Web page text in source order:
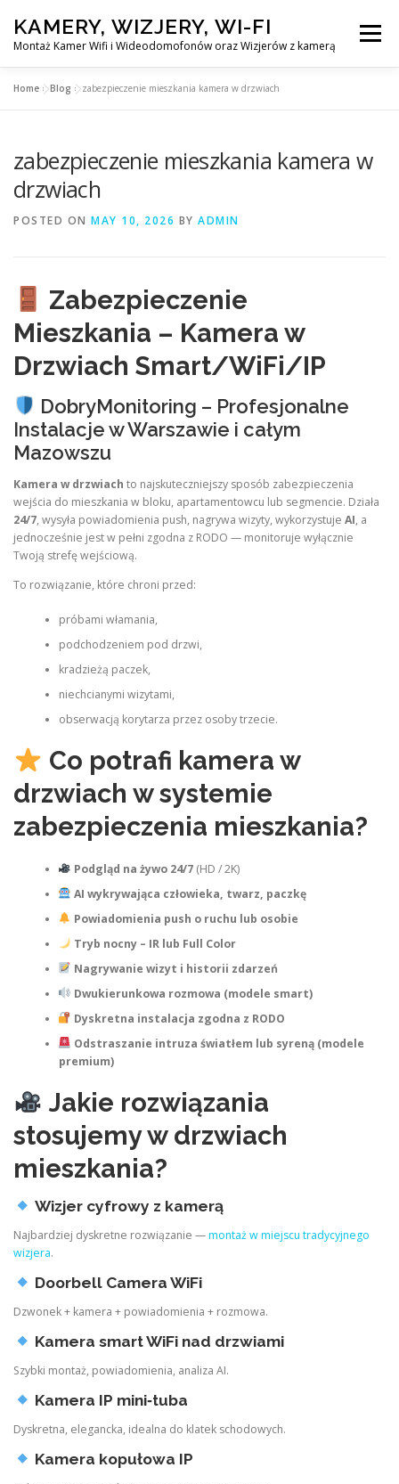
content
KAMERY, WIZJERY, WI-FI
Montaż Kamer Wifi i Wideodomofonów oraz Wizjerów z kamerą
Menu
MONTAŻ WIDEDOMOFONÓW
KONTAKT
Home »Blog »zabezpieczenie mieszkania kamera w drzwiach
zabezpieczenie mieszkania kamera w
drzwiach
POSTED ON MAY 10, 2026 BY ADMIN
Zabezpieczenie
Mieszkania – Kamera w
Drzwiach Smart/WiFi/IP
DobryMonitoring – Profesjonalne
Instalacje w Warszawie i całym
Mazowszu
Kamera w drzwiach to najskuteczniejszy sposób zabezpieczenia
wejścia do mieszkania w bloku, apartamentowcu lub segmencie. Działa
24/7, wysyła powiadomienia push, nagrywa wizyty, wykorzystuje AI, a
jednocześnie jest w pełni zgodna z RODO — monitoruje wyłącznie
Twoją strefę wejściową.
To rozwiązanie, które chroni przed:
próbami włamania,
podchodzeniem pod drzwi,
kradzieżą paczek,
niechcianymi wizytami,
obserwacją korytarza przez osoby trzecie.
Co potrafi kamera w
drzwiach w systemie
zabezpieczenia mieszkania?
Podgląd na żywo 24/7(HD / 2K)
AI wykrywająca człowieka, twarz, paczkę
Powiadomienia push o ruchu lub osobie
Tryb nocny – IR lub Full Color
Nagrywanie wizyt i historii zdarzeń
Dwukierunkowa rozmowa (modele smart)
Dyskretna instalacja zgodna z RODO
Odstraszanie intruza światłem lub syreną (modele
premium)
Jakie rozwiązania
stosujemy w drzwiach
mieszkania?
Wizjer cyfrowy z kamerą
Najbardziej dyskretne rozwiązanie —montaż w miejscu tradycyjnego
wizjera.
Doorbell Camera WiFi
Dzwonek + kamera + powiadomienia + rozmowa.
Kamera smart WiFi nad drzwiami
Szybki montaż, powiadomienia, analiza AI.
Kamera IP mini‑tuba
Dyskretna, elegancka, idealna do klatek schodowych.
Kamera kopułowa IP